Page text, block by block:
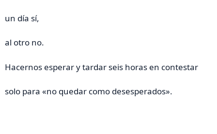
un día sí,
al otro no.
Hacernos esperar y tardar seis horas en contestar
solo para «no quedar como desesperados».